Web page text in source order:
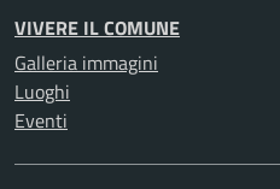
VIVERE IL COMUNE
Galleria immagini
Luoghi
Eventi